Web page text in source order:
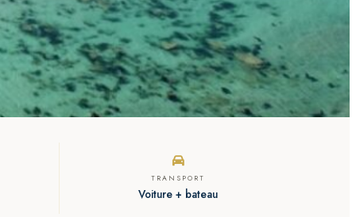
TRANSPORT
Voiture + bateau